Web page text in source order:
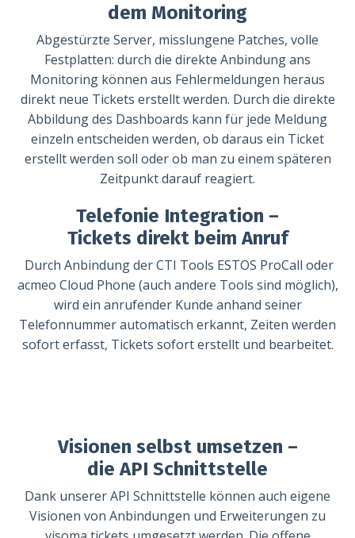
dem Monitoring
Abgestürzte Server, misslungene Patches, volle
Festplatten: durch die direkte Anbindung ans
Monitoring können aus Fehlermeldungen heraus
direkt neue Tickets erstellt werden. Durch die direkte
Abbildung des Dashboards kann für jede Meldung
einzeln entscheiden werden, ob daraus ein Ticket
erstellt werden soll oder ob man zu einem späteren
Zeitpunkt darauf reagiert.
Telefonie Integration –
Tickets direkt beim Anruf
Durch Anbindung der CTI Tools ESTOS ProCall oder
acmeo Cloud Phone (auch andere Tools sind möglich),
wird ein anrufender Kunde anhand seiner
Telefonnummer automatisch erkannt, Zeiten werden
sofort erfasst, Tickets sofort erstellt und bearbeitet.
Visionen selbst umsetzen –
die API Schnittstelle
Dank unserer API Schnittstelle können auch eigene
Visionen von Anbindungen und Erweiterungen zu